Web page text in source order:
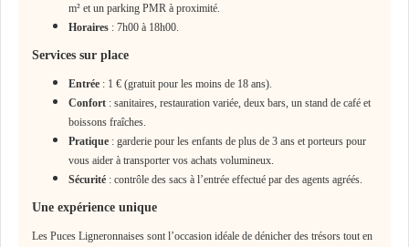
m² et un parking PMR à proximité.
Horaires : 7h00 à 18h00.
Services sur place
Entrée : 1 € (gratuit pour les moins de 18 ans).
Confort : sanitaires, restauration variée, deux bars, un stand de café et
boissons fraîches.
Pratique : garderie pour les enfants de plus de 3 ans et porteurs pour
vous aider à transporter vos achats volumineux.
Sécurité : contrôle des sacs à l’entrée effectué par des agents agréés.
Une expérience unique
Les Puces Ligneronnaises sont l’occasion idéale de dénicher des trésors tout en